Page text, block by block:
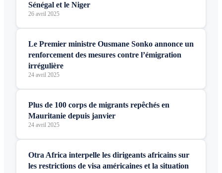
Sénégal et le Niger
26 avril 2025
Le Premier ministre Ousmane Sonko annonce un
renforcement des mesures contre l’émigration
irrégulière
24 avril 2025
Plus de 100 corps de migrants repêchés en
Mauritanie depuis janvier
24 avril 2025
Otra Africa interpelle les dirigeants africains sur
les restrictions de visa américaines et la situation